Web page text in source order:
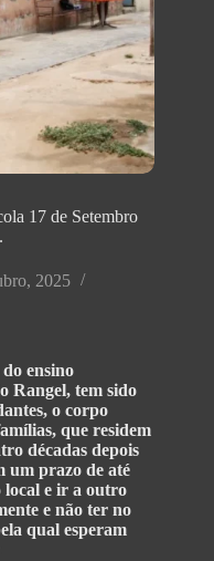
17 de Setembro
2025
ensino
Rangel, tem sido
o corpo
que residem
décadas depois
um prazo de até
local e ir a outro
e não ter no
qual esperam